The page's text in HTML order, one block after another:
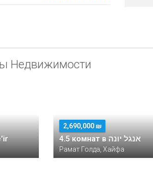
Недвижимости
2,690,000 ₪
4.5 комнат в אנגל יונה
Рамат Голда, Хайфа